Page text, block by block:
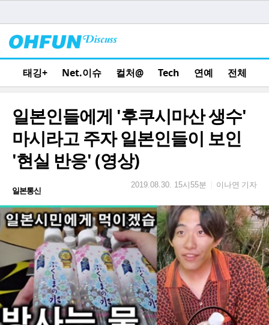
태깅+ Net.이슈 컬처@ Tech 연예 전체
일본인들에게 '후쿠시마산 생수'
마시라고 주자 일본인들이 보인
'현실 반응' (영상)
일본통신
2019.08.30. 15시55분 이나연 기자